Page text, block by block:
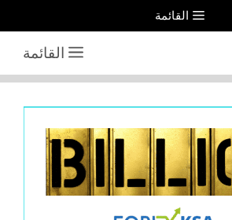
القائمة
القائمة